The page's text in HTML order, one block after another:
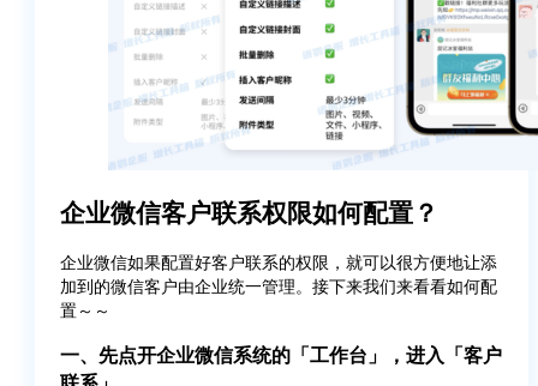
企业微信客户联系权限如何配置？
企业微信如果配置好客户联系的权限，就可以很方便地让添
加到的微信客户由企业统一管理。接下来我们来看看如何配
置～～
一、先点开企业微信系统的「工作台」，进入「客户